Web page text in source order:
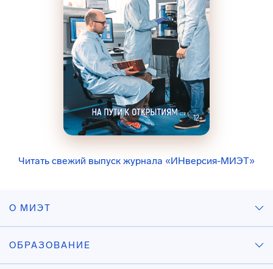
Читать свежий выпуск журнала «ИНверсия-МИЭТ»
О МИЭТ
ОБРАЗОВАНИЕ